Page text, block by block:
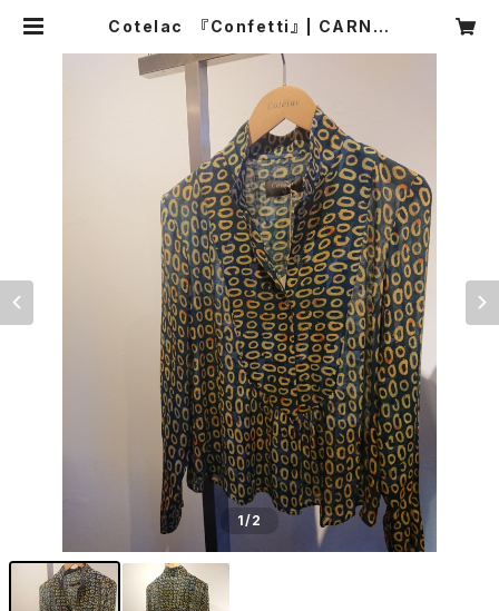
Cotelac 『Confetti』 | CARNIE
1/2